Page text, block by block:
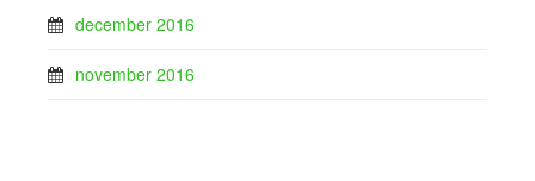
december 2016
november 2016